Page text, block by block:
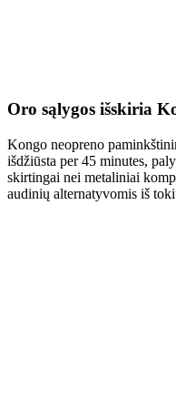
Oro sąlygos išskiria
Kongo neopreno
išdžiūsta per 45 minutes,
skirtingai nei metaliniai
audinių alternatyvomis iš